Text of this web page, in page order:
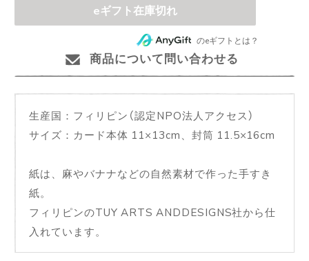
eギフト在庫切れ
のeギフトとは？
商品について問い合わせる
生産国：フィリピン（認定NPO法人アクセス）
サイズ：カード本体 11×13cm、封筒 11.5×16cm
紙は、麻やバナナなどの自然素材で作った手すき
紙。
フィリピンのTUY ARTS ANDDESIGNS社から仕
入れています。